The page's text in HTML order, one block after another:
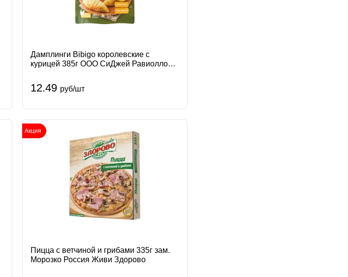
Дамплинги Bibigo королевские с
курицей 385г ООО СиДжей Равиолло
12.49 руб/шт
Акция
Пицца с ветчиной и грибами 335г зам.
Морозко Россия Живи Здорово